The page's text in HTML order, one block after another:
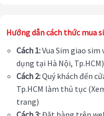
Hướng dẫn cách thức mua
Cách 1:Vua Sim giao
dụng tại Hà Nội, Tp.HCM)
Cách 2:Quý khách đến
Tp.HCM làm thủ tục
trang)